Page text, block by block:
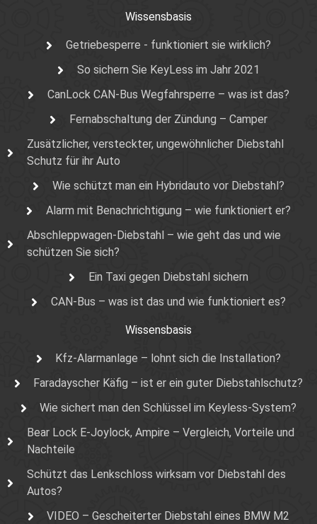
Wissensbasis
Getriebesperre - funktioniert sie wirklich?
So sichern Sie KeyLess im Jahr 2021
CanLock CAN-Bus Wegfahrsperre – was ist das?
Fernabschaltung der Zündung – Camper
Zusätzlicher, versteckter, ungewöhnlicher Diebstahl
Schutz für ihr Auto
Wie schützt man ein Hybridauto vor Diebstahl?
Alarm mit Benachrichtigung – wie funktioniert er?
Abschleppwagen-Diebstahl – wie geht das und wie
schützen Sie sich?
Ein Taxi gegen Diebstahl sichern
CAN-Bus – was ist das und wie funktioniert es?
Wissensbasis
Kfz-Alarmanlage – lohnt sich die Installation?
Faradayscher Käfig – ist er ein guter Diebstahlschutz?
Wie sichert man den Schlüssel im Keyless-System?
Bear Lock E-Joylock, Ampire – Vergleich, Vorteile und
Nachteile
Schützt das Lenkschloss wirksam vor Diebstahl des
Autos?
VIDEO – Gescheiterter Diebstahl eines BMW M2